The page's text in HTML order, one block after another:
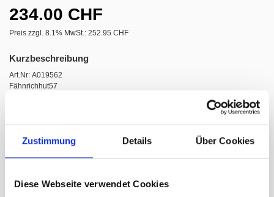
Zustimmung Details Über Cookies
Diese Webseite verwendet Cookies
234.00 CHF
Preis zzgl. 8.1% MwSt.: 252.95 CHF
Kurzbeschreibung
Art.Nr: A019562
Fähnrichhut57